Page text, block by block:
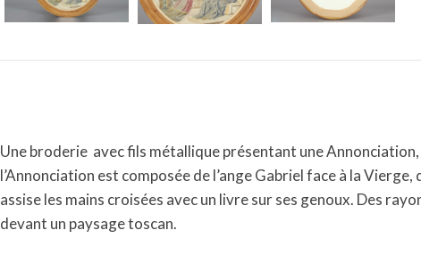
Une broderie avec fils métallique présentant une
l’Annonciation est composée de l’ange Gabriel face à la
assise les mains croisées avec un livre sur ses genoux. Des
devant un paysage toscan.